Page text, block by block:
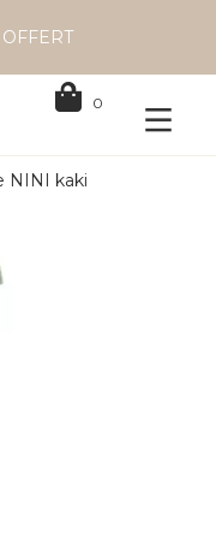
0
NINI kaki